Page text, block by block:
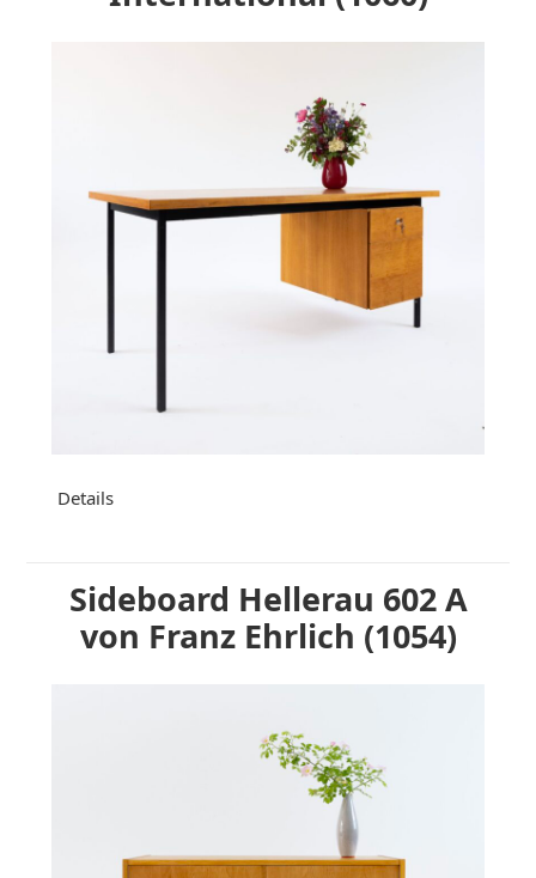
Details
Sideboard Hellerau 602 A
von Franz Ehrlich (1054)